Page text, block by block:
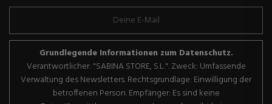
Grundlegende Informationen zum Datenschutz.
Verantwortlicher: "SABINA STORE, S.L.". Zweck: Umfassende
Verwaltung des Newsletters. Rechtsgrundlage: Einwilligung der
betroffenen Person. Empfänger: Es sind keine